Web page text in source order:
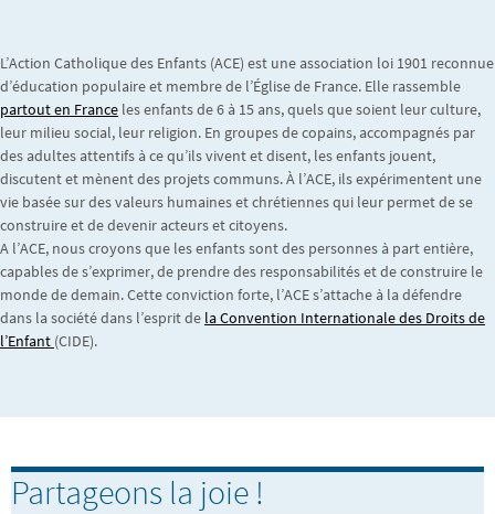
L’Action Catholique des Enfants (ACE) est une association loi 1901 reconnue
d’éducation populaire et membre de l’Église de France. Elle rassemble
partout en France les enfants de 6 à 15 ans, quels que soient leur culture,
leur milieu social, leur religion. En groupes de copains, accompagnés par
des adultes attentifs à ce qu’ils vivent et disent, les enfants jouent,
discutent et mènent des projets communs. À l’ACE, ils expérimentent une
vie basée sur des valeurs humaines et chrétiennes qui leur permet de se
construire et de devenir acteurs et citoyens.
A l’ACE, nous croyons que les enfants sont des personnes à part entière,
capables de s’exprimer, de prendre des responsabilités et de construire le
monde de demain. Cette conviction forte, l’ACE s’attache à la défendre
dans la société dans l’esprit de la Convention Internationale des Droits de
l’Enfant (CIDE).
Partageons la joie !